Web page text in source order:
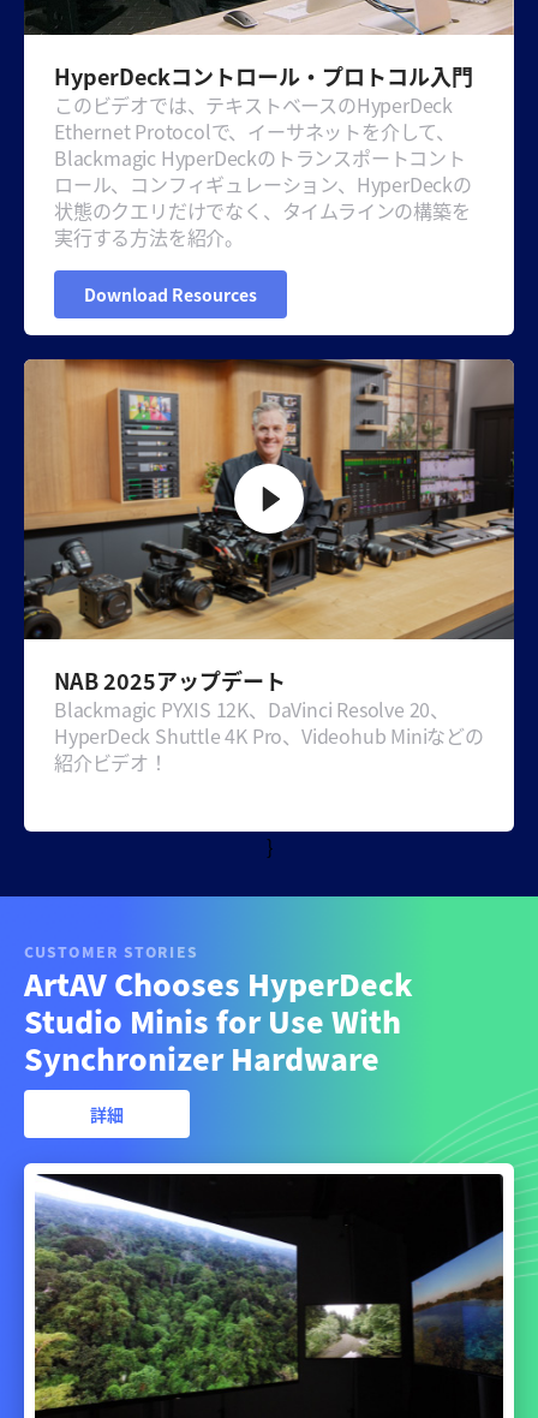
Poland
Portugal
Singapore
South Africa
Spain
Sweden
Turkey
UAE
Ukraine
United Kingdom
United States
HyperDeckコントロール・プロトコル入門
このビデオでは、テキストベースのHyperDeck
Ethernet Protocolで、イーサネットを介して、
Blackmagic HyperDeckのトランスポートコント
ロール、コンフィギュレーション、HyperDeckの
状態のクエリだけでなく、タイムラインの構築を
実行する方法を紹介。
Download Resources
NAB 2025アップデート
Blackmagic PYXIS 12K、DaVinci Resolve 20、
HyperDeck Shuttle 4K Pro、Videohub Miniなどの
紹介ビデオ！
}
CUSTOMER STORIES
ArtAV Chooses HyperDeck
Studio Minis for Use With
Synchronizer Hardware
詳細